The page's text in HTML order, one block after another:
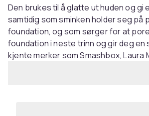
Den brukes til å glatte ut huden og
samtidig som sminken holder seg
foundation, og som sørger for at
foundation i neste trinn og gir deg en
kjente merker som Smashbox, Laura